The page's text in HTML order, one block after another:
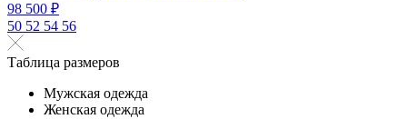
98 500 ₽
50 52 54 56
Таблица размеров
Мужская одежда
Женская одежда